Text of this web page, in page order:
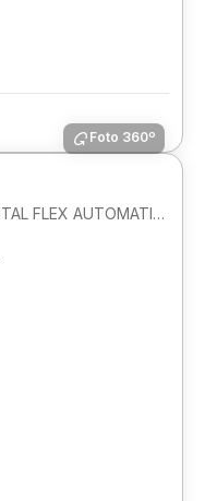
Foto 360º
COMFORTLINE 1.0 200 TSI 12V TOTAL FLEX AUTOMATICO